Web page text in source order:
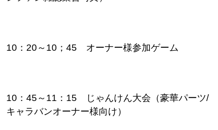
10 ：20～ 10 ；45 オーナー様参加ゲーム
10 ：45～ 11 ：15 じゃんけん大会（豪華パーツ/
キャラバンオーナー様向け）